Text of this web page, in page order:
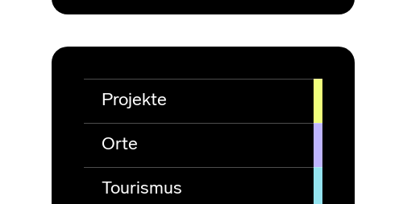
Projekte
Orte
Tourismus